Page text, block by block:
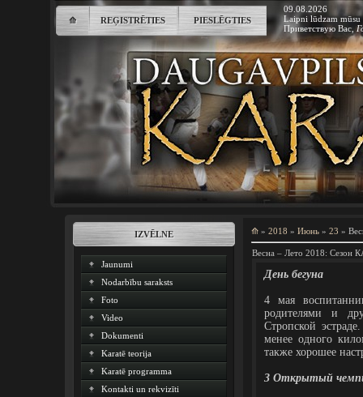
⟰ REĢISTRĒTIES PIESLĒGTIES
09.08.2026
Laipni lūdzam mūsu
Приветствую Вас ,
IZVĒLNE
Jaunumi
Nodarbību saraksts
Foto
Video
Dokumenti
Karatē teorija
Karatē programma
Kontakti un rekvizīti
⟰ » 2018 » Июнь » 23 »
Весна – Лето 2018: Сезон
День бегуна
4 мая
родителями и
Стропской
менее одного
также хорошее
3 Открытый